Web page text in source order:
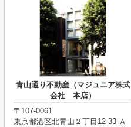
青山通り不動産（マジュニア株式
会社 本店）
〒107-0061
東京都港区北青山２丁目12-33 Ａ